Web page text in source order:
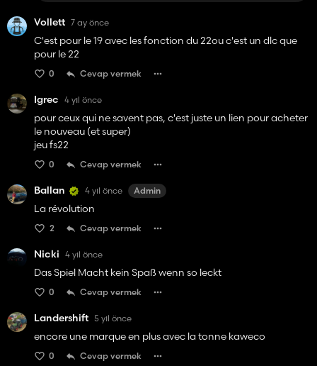
Vollett 7 ay önce
C'est pour le 19 avec les fonction du 22ou c'est un dlc que
pour le 22
0 Cevap vermek
Igrec 4 yıl önce
pour ceux qui ne savent pas, c'est juste un lien pour acheter
le nouveau (et super)
jeu fs22
0 Cevap vermek
Ballan 4 yıl önce Admin
La révolution
2 Cevap vermek
Nicki 4 yıl önce
Das Spiel Macht kein Spaß wenn so leckt
0 Cevap vermek
Landershift 5 yıl önce
encore une marque en plus avec la tonne kaweco
0 Cevap vermek